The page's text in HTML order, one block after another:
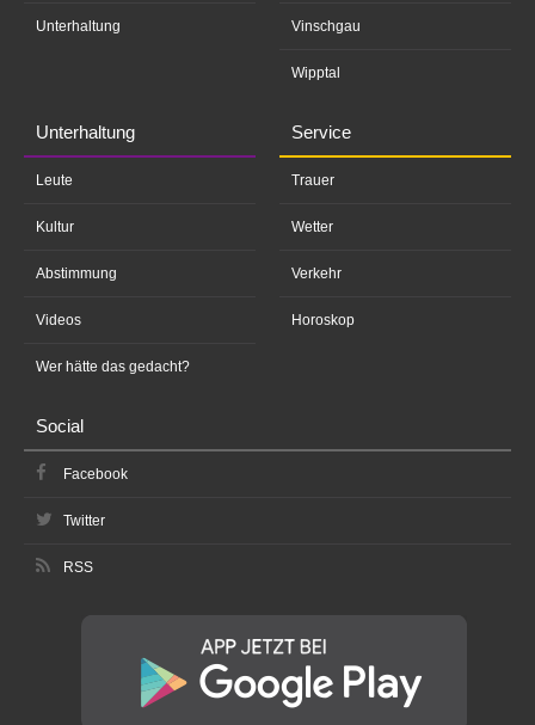
Unterhaltung Vinschgau
Wipptal
Unterhaltung
Leute
Kultur
Abstimmung
Videos
Wer hätte das gedacht?
Service
Trauer
Wetter
Verkehr
Horoskop
Social
Facebook
Twitter
RSS